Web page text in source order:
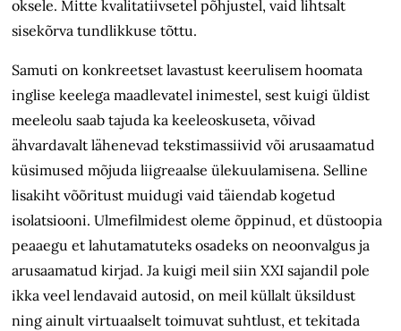
oksele. Mitte kvalitatiivsetel põhjustel, vaid lihtsalt
sisekõrva tundlikkuse tõttu.
Samuti on konkreetset lavastust keerulisem hoomata
inglise keelega maadlevatel inimestel, sest kuigi üldist
meeleolu saab tajuda ka keeleoskuseta, võivad
ähvardavalt lähenevad tekstimassiivid või arusaamatud
küsimused mõjuda liigreaalse ülekuulamisena. Selline
lisakiht võõritust muidugi vaid täiendab kogetud
isolatsiooni. Ulmefilmidest oleme õppinud, et düstoopia
peaaegu et lahutamatuteks osadeks on neoonvalgus ja
arusaamatud kirjad. Ja kuigi meil siin XXI sajandil pole
ikka veel lendavaid autosid, on meil küllalt üksildust
ning ainult virtuaalselt toimuvat suhtlust, et tekitada